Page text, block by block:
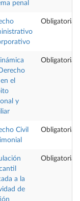
penal
Obligatoria
el
y
Obligatoria
Civil
Obligatoria
a la
de
Obligatoria